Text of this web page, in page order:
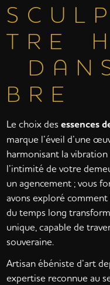
S C U L
T R E H
D A N
B R E
Le choix desessences
marque l’éveil d’une
harmonisant la vibration
l’intimité de votre
un agencement ; vous
avons exploré
du temps long
unique, capable de
souveraine.
Artisan ébéniste d’art
expertise reconnue au